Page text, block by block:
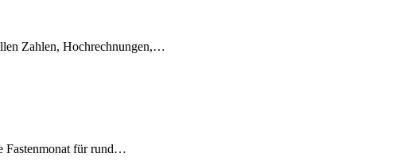
Zahlen, Hochrechnungen,…
Fastenmonat für rund…